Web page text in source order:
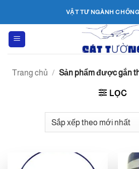
nội
dung
VẬT TƯ NGÀNH
Trang chủ / Sản phẩm được gắn
LỌC